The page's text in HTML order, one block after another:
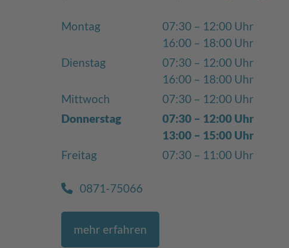
Montag
07:30 – 12:00 Uhr
16:00 – 18:00 Uhr
Dienstag
07:30 – 12:00 Uhr
16:00 – 18:00 Uhr
Mittwoch
07:30 – 12:00 Uhr
Donnerstag
07:30 – 12:00 Uhr
13:00 – 15:00 Uhr
Freitag
07:30 – 11:00 Uhr
0871-75066
mehr erfahren